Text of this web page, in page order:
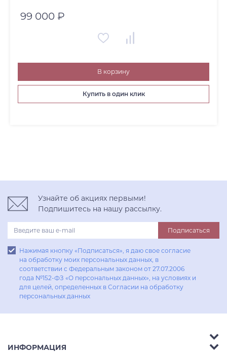
99 000 ₽
В корзину
Купить в один клик
Узнайте об акциях первыми!
Подпишитесь на нашу рассылку.
Подписаться
Нажимая кнопку «Подписаться», я даю свое согласие
на обработку моих персональных данных, в
соответствии с Федеральным законом от 27.07.2006
года №152-ФЗ «О персональных данных», на условиях и
для целей, определенных в Согласии на обработку
персональных данных
Аксессуары
ИНФОРМАЦИЯ